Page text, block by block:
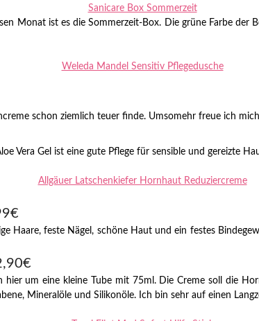
Monat ist es die Sommerzeit-Box. Die grüne Farbe
schon ziemlich teuer finde. Umsomehr freue ich
Vera Gel ist eine gute Pflege für sensible und gereizte
Haare, feste Nägel, schöne Haut und ein festes
um eine kleine Tube mit 75ml. Die Creme soll die
Mineralöle und Silikonöle. Ich bin sehr auf einen